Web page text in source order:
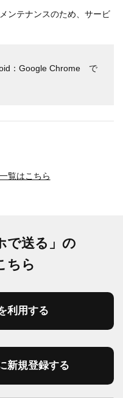
ンテナンスのため、サービ
：Google Chrome で
覧はこちら
で送る」の
ちら
利用する
新規登録する